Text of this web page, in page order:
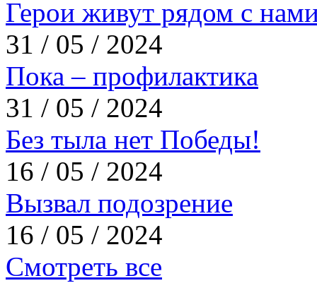
Герои живут рядом с
31 / 05 / 2024
Пока – профилактика
31 / 05 / 2024
Без тыла нет Победы!
16 / 05 / 2024
Вызвал подозрение
16 / 05 / 2024
Смотреть все